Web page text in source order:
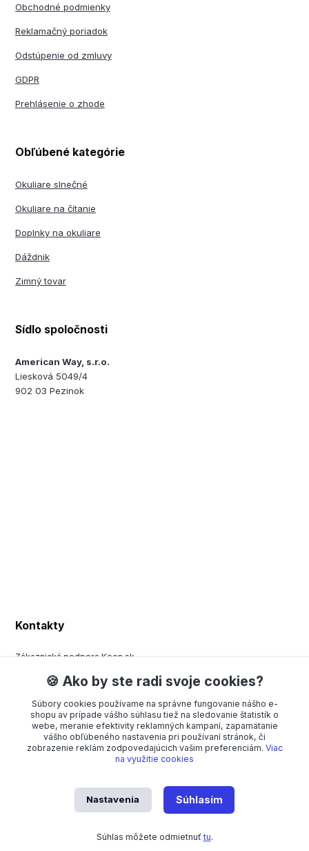
Obchodné podmienky
Reklamačný poriadok
Odstúpenie od zmluvy
GDPR
Prehlásenie o zhode
Obľúbené kategórie
Okuliare slnečné
Okuliare na čítanie
Doplnky na okuliare
Dáždnik
Zimný tovar
Sídlo spoločnosti
American Way, s.r.o.
Liesková 5049/4
902 03 Pezinok
Kontakty
Zákaznická podpora Keen.sk
+420 377 443 970
(Po-Pá, 8-15 hod.)
order@americanway.sk
American Way CR spol. s r.o. – Všetky práva vyhradené. Dizajn od
Vytvorené na
Eshop-rychlo.sk
🍪 Ako by ste radi svoje cookies?
Súbory cookies používame na správne fungovanie nášho e-
shopu av prípade vášho súhlasu tiež na sledovanie štatistík o
webe, meranie efektivity reklamných kampaní, zapamätanie
vášho obľúbeného nastavenia pri používaní stránok, či
zobrazenie reklám zodpovedajúcich vašim preferenciám. Viac
na využitie cookies
Nastavenia Súhlasím
Súhlas môžete odmietnuťtu.